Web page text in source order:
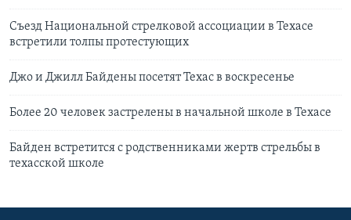
Съезд Национальной стрелковой ассоциации в Техасе
встретили толпы протестующих
Джо и Джилл Байдены посетят Техас в воскресенье
Более 20 человек застрелены в начальной школе в Техасе
Байден встретится с родственниками жертв стрельбы в
техасской школе